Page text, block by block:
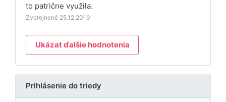
to patrične využila.
Zverejnené 25.12.2019
Ukázat ďalšie hodnotenia
Prihlásenie do triedy